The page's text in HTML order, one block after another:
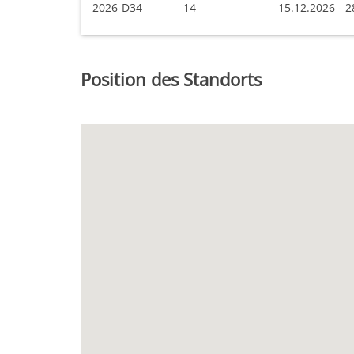
2026-D34 14 15.12.2026 -
Position des Standorts